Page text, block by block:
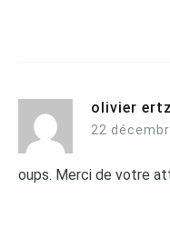
olivier
22
oups. Merci de votre